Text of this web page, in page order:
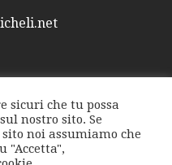
INSTAGRAM
sicuri che tu possa
nostro sito. Se
noi assumiamo che
"Accetta",